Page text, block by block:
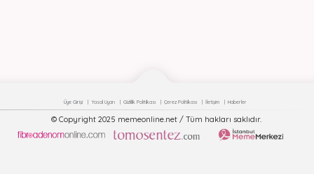
Üye Girişi Yasal Uyarı Gizlilik Politikası Çerez Politikası İletişim Haberler
© Copyright 2025 memeonline.net / Tüm hakları saklıdır.